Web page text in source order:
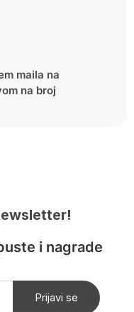
maila na
na broj
i nagrade
Prijavi se